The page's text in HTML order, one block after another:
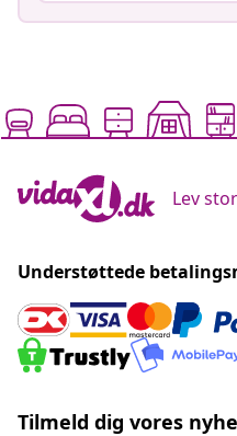
Lev
Understøttede
Tilmeld dig vores